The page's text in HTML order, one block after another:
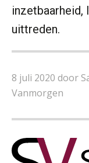
inzetbaarheid,
uittreden.
8 juli 2020 door
Vanmorgen